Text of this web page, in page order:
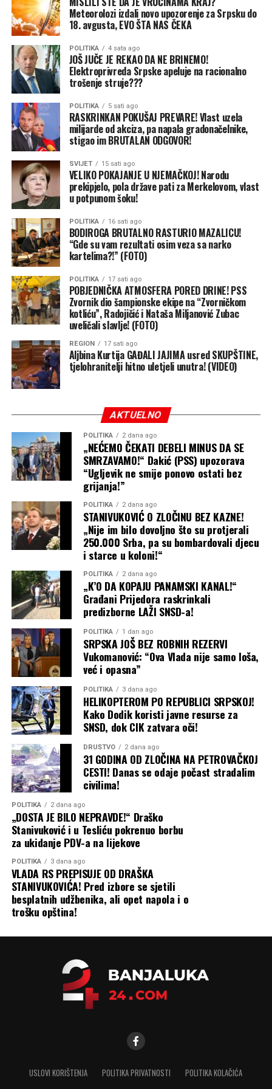
(BN) Foto: BN
(BN)
Meteorolozi izdali novo upozorenje za Srpsku do
18. avgusta, EVO ŠTA NAS ČEKA
POLITIKA 4 sata ago
JOŠ JUČE JE REKAO DA NE BRINEMO!
Elektroprivreda Srpske apeluje na racionalno
trošenje struje???
POLITIKA 5 sati ago
RASKRINKAN POKUŠAJ PREVARE! Vlast uzela
milijarde od akciza, pa napala gradonačelnike,
stigao im BRUTALAN ODGOVOR!
SVIJET 15 sati ago
VELIKO POKAJANJE U NJEMAČKOJ! Narodu
prekipjelo, pola države pati za Merkelovom, vlast
u potpunom šoku!
POLITIKA 16 sati ago
BODIROGA BRUTALNO RASTURIO MAZALICU!
“Gde su vam rezultati osim veza sa narko
kartelima?!” (FOTO)
POLITIKA 17 sati ago
POBJEDNIČKA ATMOSFERA PORED DRINE! PSS
Zvornik dio šampionske ekipe na “Zvorničkom
kotliću”, Radojičić i Nataša Miljanović Zubac
uveličali slavlje! (FOTO)
REGION 17 sati ago
Aljbina Kurtija GAĐALI JAJIMA usred SKUPŠTINE,
tjelohranitelji hitno uletjeli unutra! (VIDEO)
AKTUELNO
POLITIKA 2 dana ago
„NEĆEMO ČEKATI DEBELI MINUS DA SE
SMRZAVAMO!“ Dakić (PSS) upozorava
“Ugljevik ne smije ponovo ostati bez
grijanja!”
POLITIKA 2 dana ago
STANIVUKOVIĆ O ZLOČINU BEZ KAZNE!
„Nije im bilo dovoljno što su protjerali
250.000 Srba, pa su bombardovali djecu
i starce u koloni!“
POLITIKA 2 dana ago
„K’O DA KOPAJU PANAMSKI KANAL!“
Građani Prijedora raskrinkali
predizborne LAŽI SNSD-a!
POLITIKA 1 dan ago
SRPSKA JOŠ BEZ ROBNIH REZERVI
Vukomanović: “Ova Vlada nije samo loša,
već i opasna”
POLITIKA 3 dana ago
HELIKOPTEROM PO REPUBLICI SRPSKOJ!
Kako Dodik koristi javne resurse za
SNSD, dok CIK zatvara oči!
DRUŠTVO 2 dana ago
31 GODINA OD ZLOČINA NA PETROVAČKOJ
CESTI! Danas se odaje počast stradalim
civilima!
POLITIKA 2 dana ago
„DOSTA JE BILO NEPRAVDE!“ Draško
Stanivuković i u Tesliću pokrenuo borbu
za ukidanje PDV-a na lijekove
POLITIKA 3 dana ago
VLADA RS PREPISUJE OD DRAŠKA
STANIVUKOVIĆA! Pred izbore se sjetili
besplatnih udžbenika, ali opet napola i o
trošku opština!
USLOVI KORIŠTENJA POLITIKA PRIVATNOSTI POLITIKA KOLAČIĆA